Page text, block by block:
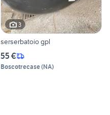
3
serserbatoio gpl
55 €
Boscotrecase(NA)